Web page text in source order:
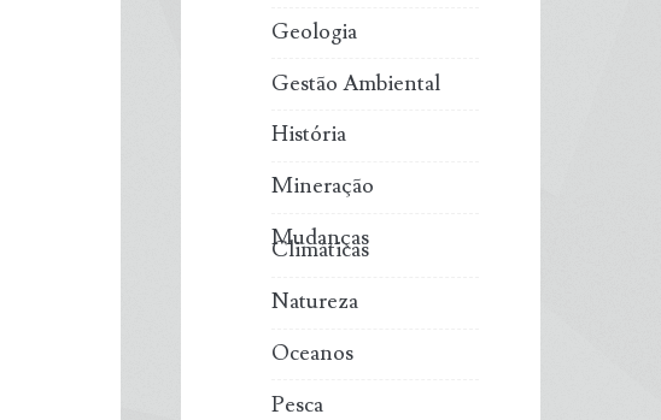
Geologia
Gestão Ambiental
História
Mineração
Mudanças
Climáticas
Natureza
Oceanos
Pesca